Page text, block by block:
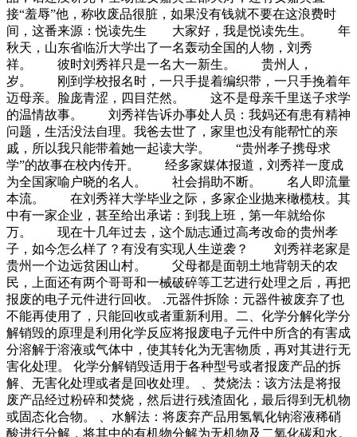
接“羞辱”他，称收废品很脏，如果没有钱就不要在这浪费时
间，这番来源：悦读先生 大家好，我是悦读先生。 年
秋天，山东省临沂大学出了一名轰动全国的人物，刘秀
祥。 彼时刘秀祥只是一名大一新生。 贵州人，
岁。 刚到学校报名时，一只手提着编织带，一只手挽着年
迈母亲。脸庞青涩，四目茫然。 这不是母亲千里送子求学
的温情故事。 刘秀祥告诉办事处人员：我妈还有患有精神
问题，生活没法自理。我爸去世了，家里也没有能帮忙的亲
戚，所以我只能带着她一起读大学。 “贵州孝子携母求
学”的故事在校内传开。 经多家媒体报道，刘秀祥一度成
为全国家喻户晓的名人。 社会捐助不断。 名人即流量
本流。 在刘秀祥大学毕业之际，多家企业抛来橄榄枝。其
中有一家企业，甚至给出承诺：到我上班，第一年就给你
万。 现在十几年过去，这个励志通过高考改命的贵州孝
子，如今怎么样了？有没有实现人生逆袭？ 刘秀祥老家是
贵州一个边远贫困山村。 父母都是面朝土地背朝天的农
民，上面还有两个哥哥和一械破碎等工艺进行处理之后，再把
报废的电子元件进行回收。 .元器件拆除：元器件被废弃了也
不能再使用了，只能回收或者重新利用。二、化学分解化学分
解销毁的原理是利用化学反应将报废电子元件中所含的有害成
分溶解于溶液或气体中，使其转化为无害物质，再对其进行无
害化处理。 化学分解销毁适用于各种型号或者报废产品的拆
解、无害化处理或者是回收处理。 、焚烧法：该方法是将报
废产品经过粉碎和焚烧，然后进行残渣固化，最后得到无机物
或固态化合物。 、水解法：将废弃产品用氢氧化钠溶液稀硝
酸进行分解，将其中的有机物分解为无机物及二氧化碳和水。